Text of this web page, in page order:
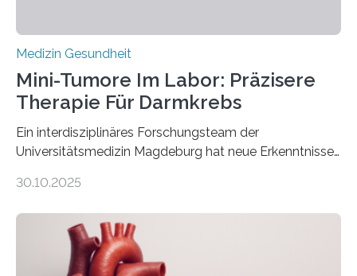
Medizin Gesundheit
Mini-Tumore Im Labor: Präzisere
Therapie Für Darmkrebs
Ein interdisziplinäres Forschungsteam der
Universitätsmedizin Magdeburg hat neue Erkenntnisse
behandelt werden kann. In ihrer aktuellen Studie,
Oncology, zeigen die Forschenden, dass Mini-Tumore
aus Gewebe von Patientinnen und Patienten –
sogenannte Organoide – genutzt werden können, um
30.10.2025